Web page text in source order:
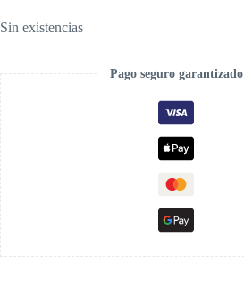
Sin existencias
Pago seguro garantizado